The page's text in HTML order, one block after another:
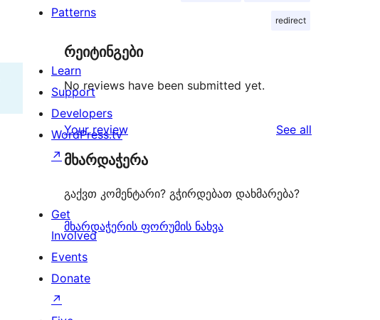
redirect
რეიტინგები
No reviews have been submitted yet.
Your review See all
მხარდაჭერა
გაქვთ კომენტარი? გჭირდებათ დახმარება?
მხარდაჭერის ფორუმის ნახვა
Patterns
Learn
Support
Developers
WordPress.tv
↗
Get
Involved
Events
Donate
↗